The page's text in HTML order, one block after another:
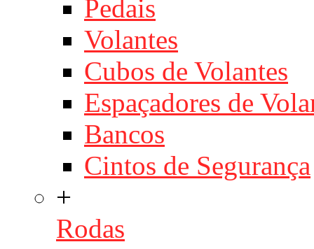
Pedais
Volantes
Cubos de Volantes
Espaçadores de
Bancos
Cintos de Segurança
+
Rodas